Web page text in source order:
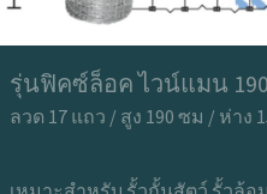
รุ่นฟิคซ์ล็อค ไวน์แมน
ลวด 17 แถว / สูง 190 ซม / ห่าง